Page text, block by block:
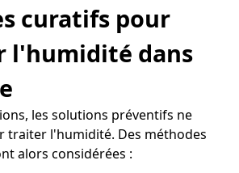
curatifs pour
l'humidité dans
les solutions préventifs ne
traiter l'humidité. Des méthodes
alors considérées :